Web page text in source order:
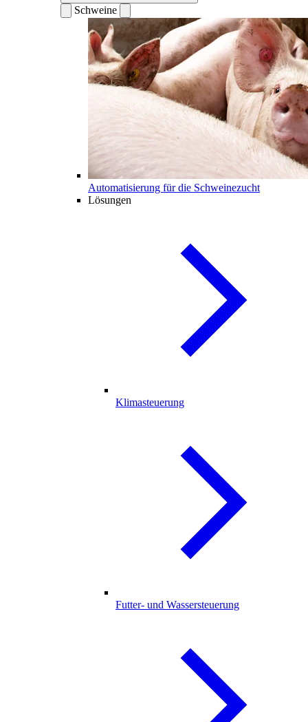
Schweine
Automatisierung für die Schweinezucht
Lösungen
Klimasteuerung
Futter- und Wassersteuerung